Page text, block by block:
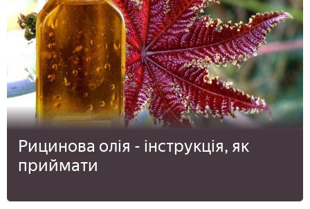
Рицинова олія - інструкція, як
приймати